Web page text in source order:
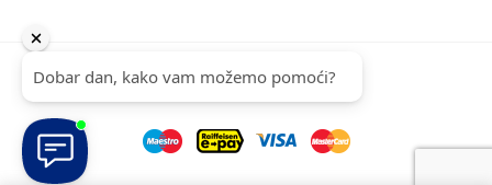
2024 Neutrino d.o.o.